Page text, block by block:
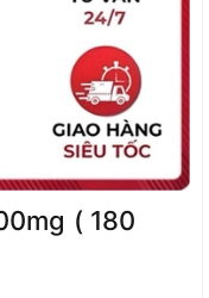
( 180